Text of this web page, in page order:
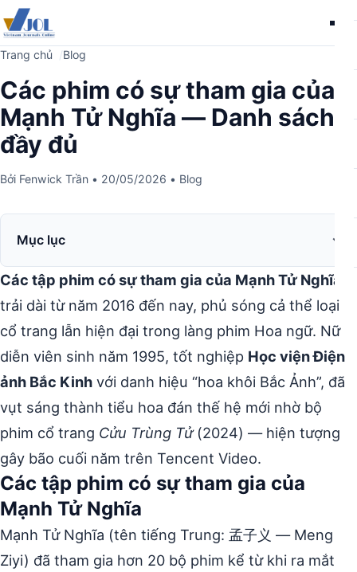
Trang chủ Blog
Các phim có sự tham gia của
Mạnh Tử Nghĩa — Danh sách
đầy đủ
Bởi Fenwick Trần • 20/05/2026 • Blog
Mục lục
Các tập phim có sự tham gia của Mạnh Tử Nghĩa
trải dài từ năm 2016 đến nay, phủ sóng cả thể loại
cổ trang lẫn hiện đại trong làng phim Hoa ngữ. Nữ
diễn viên sinh năm 1995, tốt nghiệp Học viện Điện
ảnh Bắc Kinh với danh hiệu “hoa khôi Bắc Ảnh”, đã
vụt sáng thành tiểu hoa đán thế hệ mới nhờ bộ
phim cổ trang Cửu Trùng Tử(2024) — hiện tượng
gây bão cuối năm trên Tencent Video.
Các tập phim có sự tham gia của
Mạnh Tử Nghĩa
Mạnh Tử Nghĩa (tên tiếng Trung: 孟子义 — Meng
Ziyi) đã tham gia hơn 20 bộ phim kể từ khi ra mắt